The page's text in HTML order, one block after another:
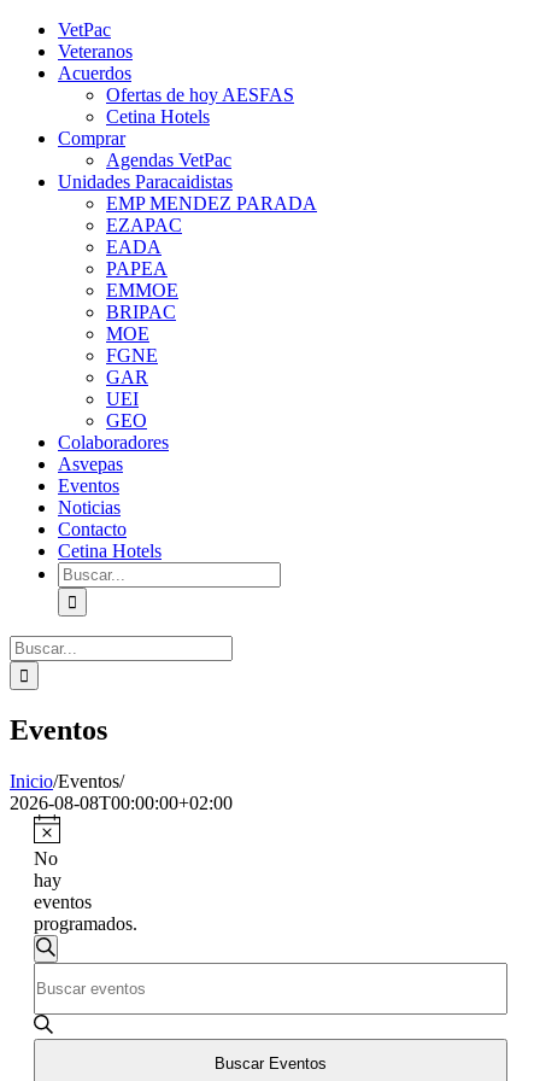
Saltar
contenido
YouTube
Instagram
Facebook
TwitterVetPac
Veteranos
Acuerdos
Ofertas de hoy AESFAS
Cetina Hotels
Comprar
Agendas VetPac
Unidades Paracaidistas
EMP MENDEZ PARADA
EZAPAC
EADA
PAPEA
EMMOE
BRIPAC
MOE
FGNE
GAR
UEI
GEO
Colaboradores
Asvepas
Eventos
Noticias
Contacto
Cetina Hotels
Buscar:
Buscar:
Eventos
Inicio/Eventos/
2026-08-08T00:00:00+02:00
No
hay
eventos
programados.
Navegación
de
búsqueda
y
Buscar
la
palabra
clave.
Buscar Eventos